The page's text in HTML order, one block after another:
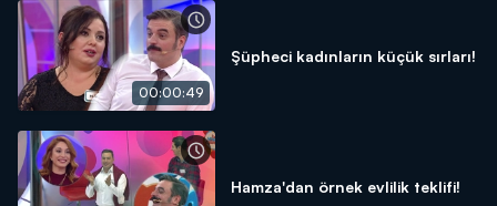
00:00:49
Şüpheci kadınların küçük sırları!
Hamza'dan örnek evlilik teklifi!